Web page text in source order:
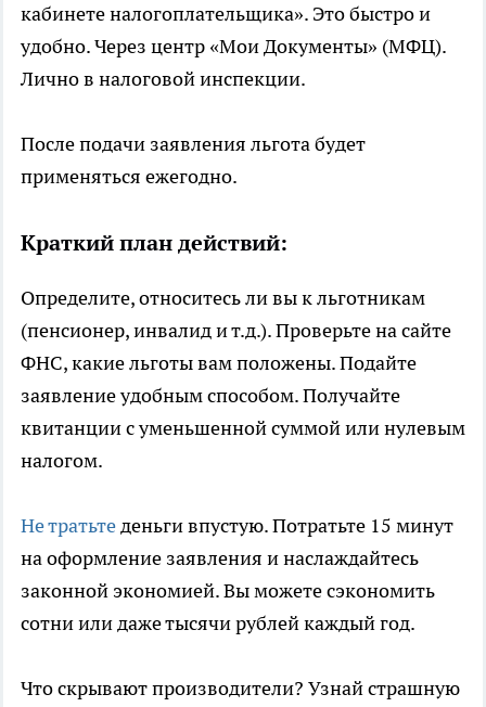
кабинете налогоплательщика». Это быстро и
удобно. Через центр «Мои Документы» (МФЦ).
Лично в налоговой инспекции.
После подачи заявления льгота будет
применяться ежегодно.
Краткий план действий:
Определите, относитесь ли вы к льготникам
(пенсионер, инвалид и т.д.). Проверьте на сайте
ФНС, какие льготы вам положены. Подайте
заявление удобным способом. Получайте
квитанции с уменьшенной суммой или нулевым
налогом.
Не тратьтеденьги впустую. Потратьте 15 минут
на оформление заявления и наслаждайтесь
законной экономией. Вы можете сэкономить
сотни или даже тысячи рублей каждый год.
Что скрывают производители? Узнай страшную